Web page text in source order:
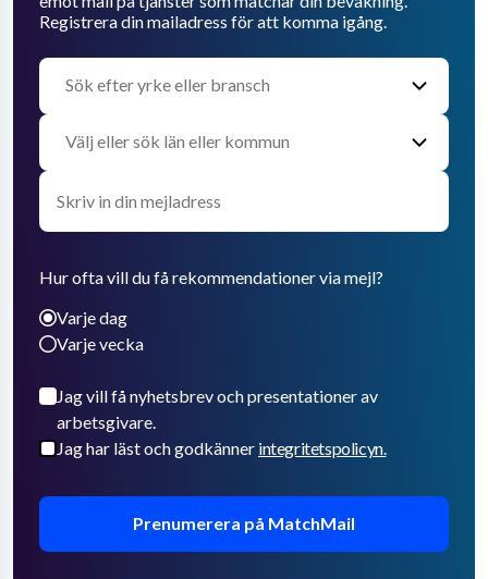
Registrera din mailadress för att komma igång.
Hur ofta vill du få rekommendationer via mejl?
Varje dag
Varje vecka
Jag vill få nyhetsbrev och presentationer av
arbetsgivare.
Jag har läst och godkänner integritetspolicyn.
Prenumerera på MatchMail